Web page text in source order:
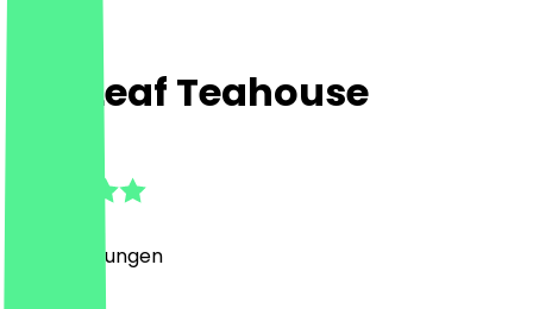
Mei Leaf Teahouse
Bewertungen